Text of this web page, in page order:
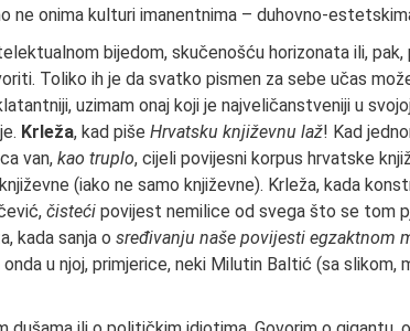
ne onima kulturi imanentnima – duhovno-
bijedom, skučenošću horizonata ili,
Toliko ih je da svatko pismen za sebe učas
uzimam onaj koji je najveličanstveniji u
Krleža, kad piše Hrvatsku književnu laž! Kad
van, kao truplo, cijeli povi­jesni korpus hrvatske
(iako ne samo književne). Krleža, ka­da
čisteći povi­jest nemilice od svega što se tom
kada sanja o sređivanju naše povijesti egzak­tnom
u njoj, primjerice, neki Milutin Baltić (sa slikom,